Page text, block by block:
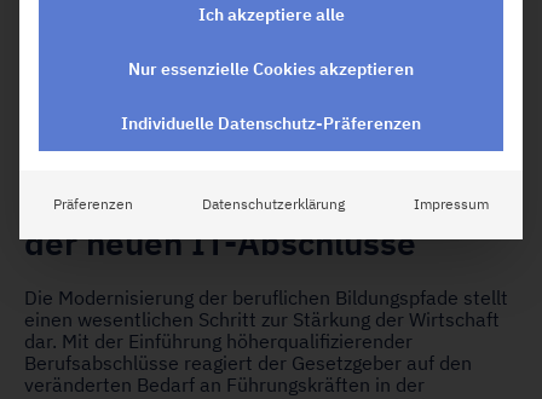
akademischer Theorie und betrieblicher Praxis, indem
qualifiziert. Gefragte Skills im Digitalbereich umfassen
dabei längst nicht mehr nur reines Programmierwissen,
Sicherheit, agilen Managementmethoden und
betriebswirtschaftlichem Verständnis.
Die strategische Bedeutung
der neuen IT-Abschlüsse
Die Modernisierung der beruflichen Bildungspfade stellt
einen wesentlichen Schritt zur Stärkung der Wirtschaft
dar. Mit der Einführung höherqualifizierender
Berufsabschlüsse reagiert der Gesetzgeber auf den
veränderten Bedarf an Führungskräften in der
Ich akzeptiere alle
Nur essenzielle Cookies akzeptieren
Individuelle Datenschutz-Präferenzen
Präferenzen Datenschutzerklärung Impressum